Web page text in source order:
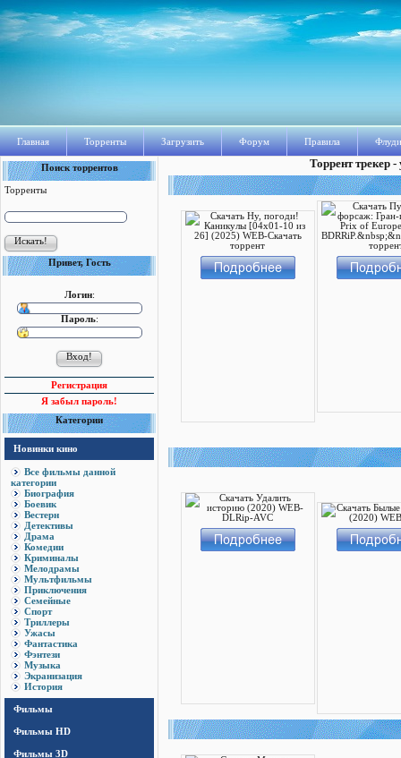
Главная Торренты Загрузить Форум Правила
Поиск торрентов
Торренты
Привет, Гость
Логин:
Пароль:
Регистрация
Я забыл пароль!
Категории
Новинки кино
Все фильмы данной
категории
Биография
Боевик
Вестерн
Детективы
Драма
Комедии
Криминалы
Мелодрамы
Мультфильмы
Приключения
Семейные
Спорт
Триллеры
Ужасы
Фантастика
Фэнтези
Музыка
Экранизация
История
Фильмы
Фильмы HD
Фильмы 3D
Торрент трекер